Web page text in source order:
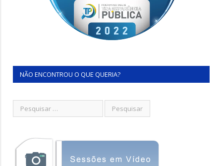
NÃO ENCONTROU O QUE QUERIA?